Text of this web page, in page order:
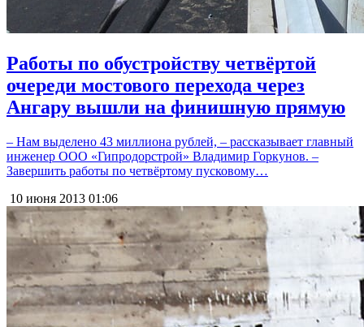
Работы по обустройству четвёртой
очереди мостового перехода через
Ангару вышли на финишную прямую
– Нам выделено 43 миллиона рублей, – рассказывает главный
инженер ООО «Гипродорстрой» Владимир Горкунов. –
Завершить работы по четвёртому пусковому…
10 июня 2013 01:06